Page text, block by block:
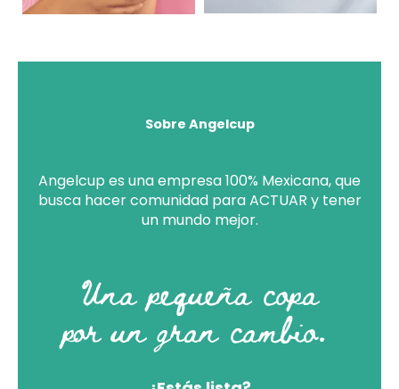
Sobre Angelcup
Angelcup es una empresa 100% Mexicana, que
busca hacer comunidad para ACTUAR y tener
un mundo mejor.
Una pequeña copa
por un gran cambio.